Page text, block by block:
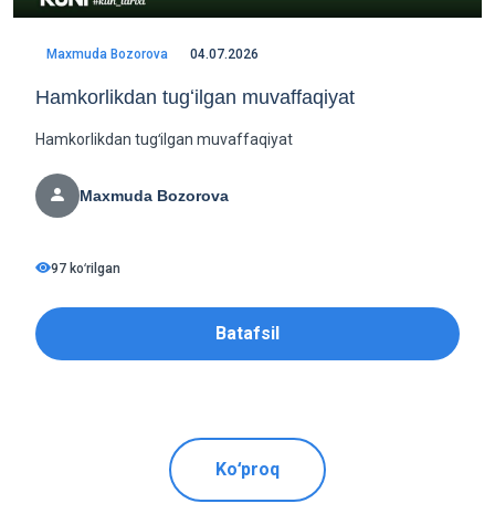
Maxmuda Bozorova 04.07.2026
Hamkorlikdan tugʻilgan muvaffaqiyat
Hamkorlikdan tugʻilgan muvaffaqiyat
Maxmuda Bozorova
97 koʻrilgan
Batafsil
Koʻproq